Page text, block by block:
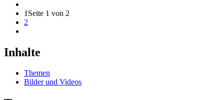
1 Seite 1 von 2
2
Inhalte
Themen
Bilder und Videos